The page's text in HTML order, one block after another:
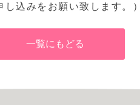
込みをお願い致します。）
一覧にもどる